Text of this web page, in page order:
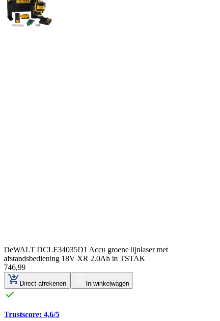
DeWALT DCLE34035D1 Accu groene lijnlaser met
afstandsbediening 18V XR 2.0Ah in TSTAK
746,99
Direct afrekenen In winkelwagen
Trustscore: 4,6/5